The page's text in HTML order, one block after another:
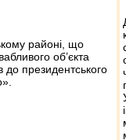
районі, що
об’єкта
до президентського